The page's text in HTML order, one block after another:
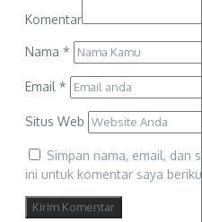
Komentar
Nama *
Email *
Situs Web
Simpan nama, email, dan
ini untuk komentar saya